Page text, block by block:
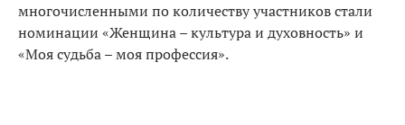
многочисленными по количеству участников стали
номинации «Женщина – культура и духовность» и
«Моя судьба – моя профессия».